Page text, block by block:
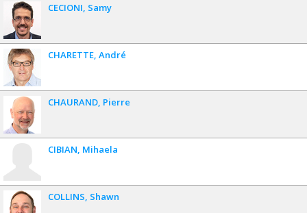
CECIONI Samy
CHARETTE André
CHAURAND Pierre
CIBIAN Mihaela
COLLINS Shawn